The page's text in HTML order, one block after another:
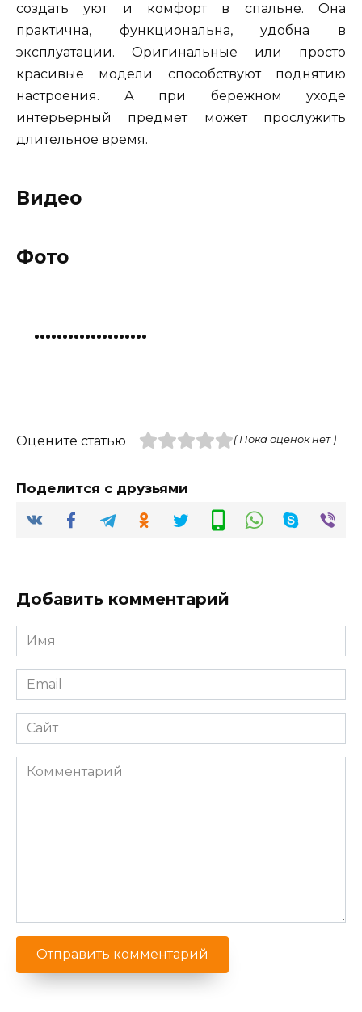
создать уют и комфорт в спальне. Она
практична, функциональна, удобна в
эксплуатации. Оригинальные или просто
красивые модели способствуют поднятию
настроения. А при бережном уходе
интерьерный предмет может прослужить
длительное время.
Видео
Фото
Оцените статью ( Пока оценок нет )
Поделится с друзьями
Добавить комментарий
Имя
*
Email
*
Сайт
Комментарий